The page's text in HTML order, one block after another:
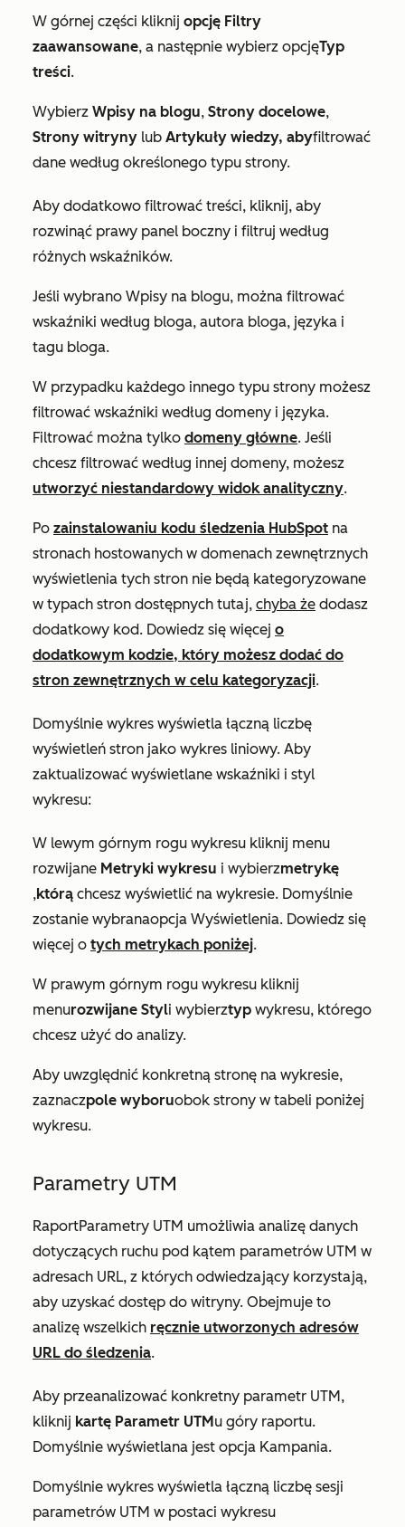
W górnej części kliknij opcję Filtry
zaawansowane, a następnie wybierz opcjęTyp
treści.
Wybierz Wpisy na blogu, Strony docelowe,
Strony witryny lub Artykuły wiedzy, abyfiltrować
dane według określonego typu strony.
Aby dodatkowo filtrować treści, kliknij, aby
rozwinąć prawy panel boczny i filtruj według
różnych wskaźników.
Jeśli wybrano Wpisy na blogu, można filtrować
wskaźniki według bloga, autora bloga, języka i
tagu bloga.
W przypadku każdego innego typu strony możesz
filtrować wskaźniki według domeny i języka.
Filtrować można tylko domeny główne. Jeśli
chcesz filtrować według innej domeny, możesz
utworzyć niestandardowy widok analityczny.
Po zainstalowaniu kodu śledzenia HubSpot na
stronach hostowanych w domenach zewnętrznych
wyświetlenia tych stron nie będą kategoryzowane
w typach stron dostępnych tutaj, chyba że dodasz
dodatkowy kod. Dowiedz się więcej o
dodatkowym kodzie, który możesz dodać do
stron zewnętrznych w celu kategoryzacji.
Domyślnie wykres wyświetla łączną liczbę
wyświetleń stron jako wykres liniowy. Aby
zaktualizować wyświetlane wskaźniki i styl
wykresu:
W lewym górnym rogu wykresu kliknij menu
rozwijane Metryki wykresu i wybierzmetrykę
,którą chcesz wyświetlić na wykresie. Domyślnie
zostanie wybranaopcja Wyświetlenia. Dowiedz się
więcej o tych metrykach poniżej.
W prawym górnym rogu wykresu kliknij
menurozwijane Styli wybierztyp wykresu, którego
chcesz użyć do analizy.
Aby uwzględnić konkretną stronę na wykresie,
zaznaczpole wyboruobok strony w tabeli poniżej
wykresu.
Parametry UTM
RaportParametry UTM umożliwia analizę danych
dotyczących ruchu pod kątem parametrów UTM w
adresach URL, z których odwiedzający korzystają,
aby uzyskać dostęp do witryny. Obejmuje to
analizę wszelkich ręcznie utworzonych adresów
URL do śledzenia.
Aby przeanalizować konkretny parametr UTM,
kliknij kartę Parametr UTMu góry raportu.
Domyślnie wyświetlana jest opcja Kampania.
Domyślnie wykres wyświetla łączną liczbę sesji
parametrów UTM w postaci wykresu